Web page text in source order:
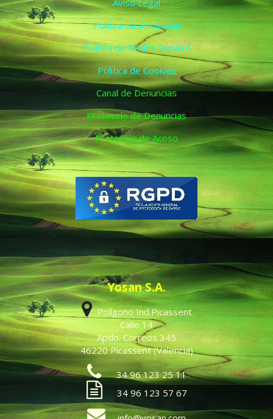
Aviso Legal
Política de Privacidad
Política de Redes Sociales
Política de Cookies
Canal de Denuncias
Protocolo de Denuncias
Protocolo de Acoso
Yosan S.A.
Polígono Ind.Picassent
Calle 14
Apdo. Correos 345
46220 Picassent (Valencia)
34 96 123 25 11
34 96 123 57 67